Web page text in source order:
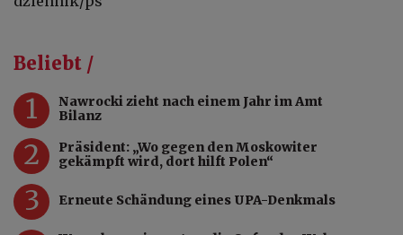
Beliebt /
1
Nawrocki zieht nach einem Jahr im Amt
Bilanz
2
Präsident: „Wo gegen den Moskowiter
gekämpft wird, dort hilft Polen“
3 Erneute Schändung eines UPA-Denkmals